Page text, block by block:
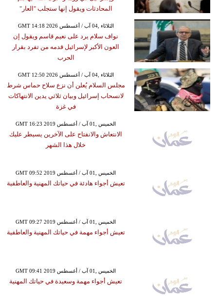
المحادثات ويقول إنها ستجلب "العار"
GMT 14:18 2026 الثلاثاء ,04 آب / أغسطس
نواف سلام يرد على نعيم قاسم ويقول إن
العون الأكبر لإسرائيل قدمه من تفرد بقرار
الحرب
GMT 12:50 2026 الثلاثاء ,04 آب / أغسطس
مجلس السلام يُعلن أن نزع سلاح حماس شرط
لانسحاب إسرائيل وبيان ثلاثي يدين الانتهاكات
في غزة
GMT 16:23 2019 الخميس ,01 آب / أغسطس
الانتعاش والانفتاح على الآخرين يسيطر عليك
خلال هذا الشهر
GMT 09:52 2019 الخميس ,01 آب / أغسطس
تعيش أجواء هادئة في حياتك المهنية والعاطفية
GMT 09:27 2019 الخميس ,01 آب / أغسطس
تعيش أجواء مهمة في حياتك المهنية والعاطفية
GMT 09:41 2019 الخميس ,01 آب / أغسطس
تعيش أجواء مهمة وسعيدة في حياتك المهنية